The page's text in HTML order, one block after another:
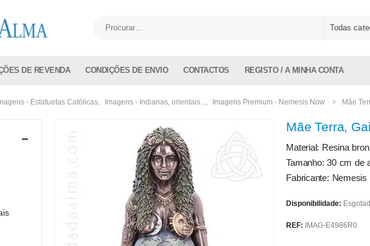
Todas
DE REVENDA CONDIÇÕES DE ENVIO CONTACTOS REGISTO / A MINHA CONTA
- Estatuetas Católicas, Imagens - Indianas, orientais..., Imagens Premium - Nemesis Now Mãe
Mãe Terra,
Material: Resina
Tamanho: 30 cm de
Fabricante: Nemesis
Disponibilidade:
REF: IMAG-E4986R0